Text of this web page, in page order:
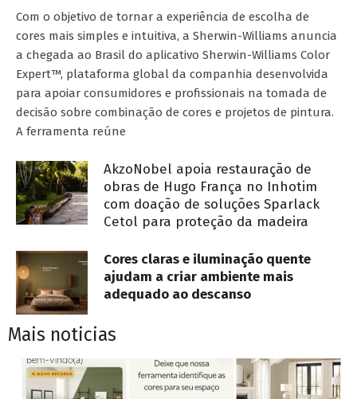
Com o objetivo de tornar a experiência de escolha de
cores mais simples e intuitiva, a Sherwin-Williams anuncia
a chegada ao Brasil do aplicativo Sherwin-Williams Color
Expert™, plataforma global da companhia desenvolvida
para apoiar consumidores e profissionais na tomada de
decisão sobre combinação de cores e projetos de pintura.
A ferramenta reúne
AkzoNobel apoia restauração de
obras de Hugo França no Inhotim
com doação de soluções Sparlack
Cetol para proteção da madeira
Cores claras e iluminação quente
ajudam a criar ambiente mais
adequado ao descanso
Mais noticias